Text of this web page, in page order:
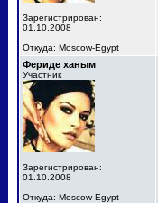
Зарегистрирован:
01.10.2008
Откуда: Moscow-Egypt
Фериде ханым
Участник
Зарегистрирован:
01.10.2008
Откуда: Moscow-Egypt